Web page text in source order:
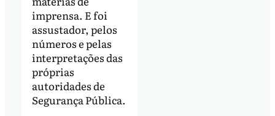
imprensa. E foi
assustador, pelos
números e pelas
interpretações das
próprias
autoridades de
Segurança Pública.